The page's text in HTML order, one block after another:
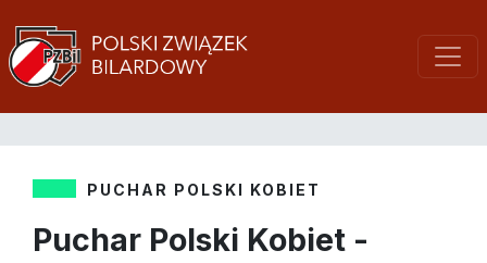
PUCHAR POLSKI KOBIET
Puchar Polski Kobiet -